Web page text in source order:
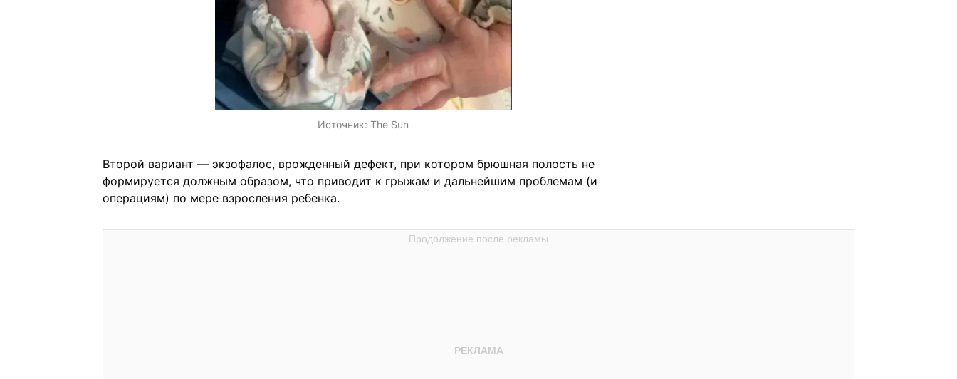
Источник: The Sun
Второй вариант — экзофалос, врожденный дефект, при котором брюшная полость не
формируется должным образом, что приводит к грыжам и дальнейшим проблемам (и
операциям) по мере взросления ребенка.